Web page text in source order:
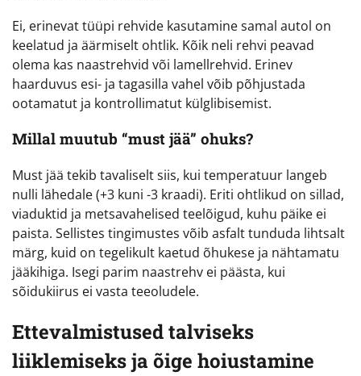
Ei, erinevat tüüpi rehvide kasutamine samal autol on
keelatud ja äärmiselt ohtlik. Kõik neli rehvi peavad
olema kas naastrehvid või lamellrehvid. Erinev
haarduvus esi- ja tagasilla vahel võib põhjustada
ootamatut ja kontrollimatut külglibisemist.
Millal muutub “must jää” ohuks?
Must jää tekib tavaliselt siis, kui temperatuur langeb
nulli lähedale (+3 kuni -3 kraadi). Eriti ohtlikud on sillad,
viaduktid ja metsavahelised teelõigud, kuhu päike ei
paista. Sellistes tingimustes võib asfalt tunduda lihtsalt
märg, kuid on tegelikult kaetud õhukese ja nähtamatu
jääkihiga. Isegi parim naastrehv ei päästa, kui
sõidukiirus ei vasta teeoludele.
Ettevalmistused talviseks
liiklemiseks ja õige hoiustamine